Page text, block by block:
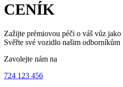
CENÍK
Zažijte prémiovou péči o váš vůz
Svěřte své vozidlo našim odborníkům
Zavolejte nám na
724 123 456